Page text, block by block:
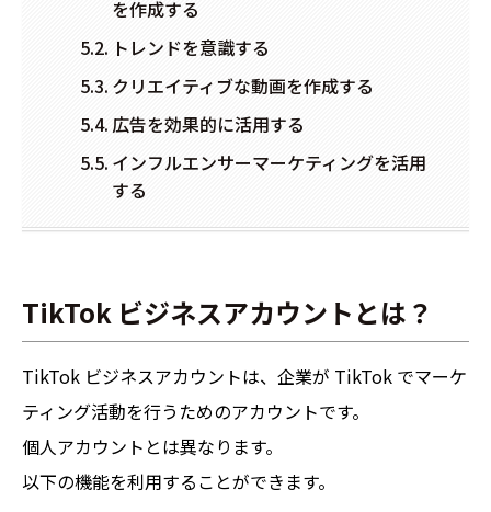
を作成する
トレンドを意識する
クリエイティブな動画を作成する
広告を効果的に活用する
インフルエンサーマーケティングを活用
する
TikTok ビジネスアカウントとは？
TikTok ビジネスアカウントは、企業が TikTok でマーケ
ティング活動を行うためのアカウントです。
個人アカウントとは異なります。
以下の機能を利用することができます。